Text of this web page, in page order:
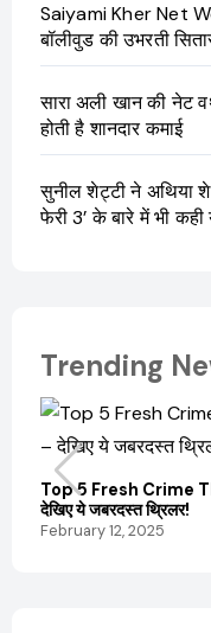
Saiyami Kher Net
बॉलीवुड की उभरती
सारा अली खान की नेट
होती है शानदार कमाई
सुनील शेट्टी ने अथिया
फेरी 3’ के बारे में भी कही
Trending
Top 5 Fresh Crime
देखिए ये जबरदस्त थ्रिलर!
February 12, 2025